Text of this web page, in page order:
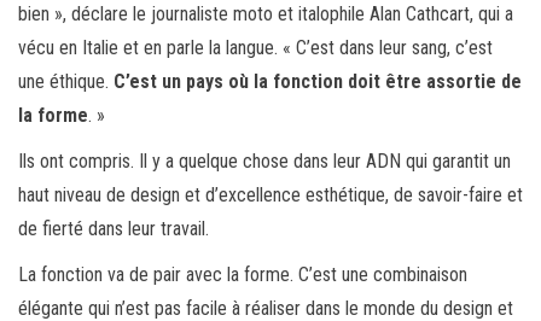
bien », déclare le journaliste moto et italophile Alan Cathcart, qui a
vécu en Italie et en parle la langue. « C’est dans leur sang, c’est
une éthique. C’est un pays où la fonction doit être assortie de
la forme. »
Ils ont compris. Il y a quelque chose dans leur ADN qui garantit un
haut niveau de design et d’excellence esthétique, de savoir-faire et
de fierté dans leur travail.
La fonction va de pair avec la forme. C’est une combinaison
élégante qui n’est pas facile à réaliser dans le monde du design et